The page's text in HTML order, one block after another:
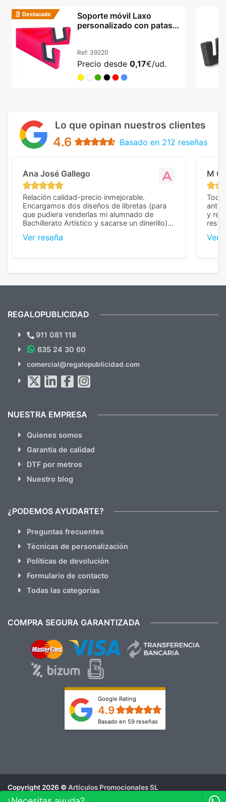
Destacado
Soporte móvil Laxo
personalizado con patas
Ref: 39220
Precio desde 0,17€/ud.
Lo que opinan nuestros clientes
4.6 Basado en 212 reseñas
Ana José Gallego
Relación calidad-precio inmejorable.
Encargamos dos diseños de libretas (para
que pudiera venderlas mi alumnado de
Bachillerato Artístico y sacarse un dinerillo) y
diferencia, con libretas de muy buena calidad
Ver reseña
M C
Todo
y
Ver
¿Quieres ver nuestras últimas
Novedades y Ofertas?
hacemos Spam)
REGALOPUBLICIDAD
911 081 118
635 24 30 60
comercial@regalopublicidad.com
NUESTRA EMPRESA
Quienes somos
Garantia de calidad
DTF por metros
Nuestro blog
¿PODEMOS AYUDARTE?
Preguntas frecuentes
Técnicas de personalización
Políticas de devolución
Formulario de contacto
Todas las categorías
COMPRA SEGURA GARANTIZADA
Google Rating
4.9
Basado en 59 reseñas
Copyright 2026 ©Artículos Promocionales SL
Aviso Legal